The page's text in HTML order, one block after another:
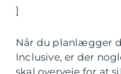
]
Når du planlægger
Inclusive, er der
skal overveje for at